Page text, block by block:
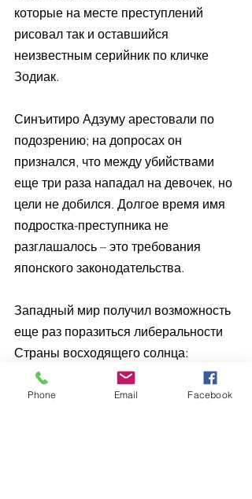
которые на месте преступлений
рисовал так и оставшийся
неизвестным серийник по кличке
Зодиак.
Синъитиро Адзуму арестовали по
подозрению; на допросах он
признался, что между убийствами
еще три раза нападал на девочек, но
цели не добился. Долгое время имя
подростка-преступника не
разглашалось – это требования
японского законодательства.
Западный мир получил возможность
еще раз поразиться либеральности
Страны восходящего солнца:
малолетний маньяк отсидел всего
семь лет, в 2004 году вышел
Phone Email Facebook